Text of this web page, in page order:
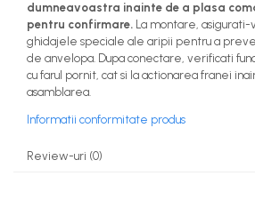
dumneavoastra inainte de a plasa
pentru confirmare. La montare,
ghidajele speciale ale aripii pentru a
de anvelopa. Dupa conectare, verificati
cu farul pornit, cat si la actionarea franei
asamblarea.
Informatii conformitate produs
Review-uri (0)